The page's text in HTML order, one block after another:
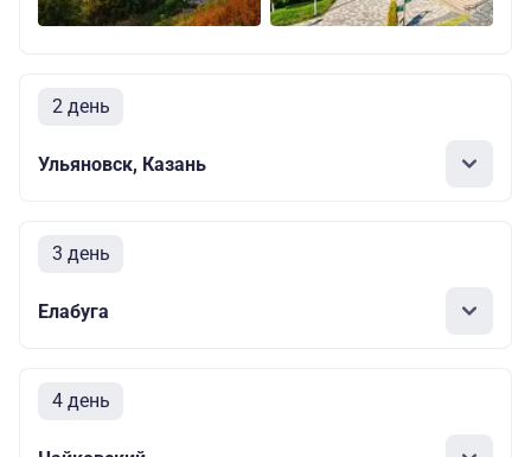
2 день
Ульяновск, Казань
3 день
Елабуга
4 день